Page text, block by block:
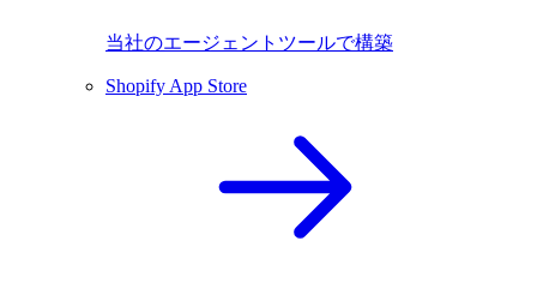
当社のエージェントツールで構築
Shopify App Store